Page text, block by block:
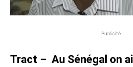
Publicité
Tract – Au Sénégal on